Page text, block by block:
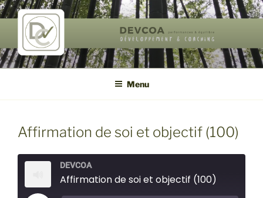
Aller
au
contenu
principal
DEVCOA
performances & équilibre de vie
Menu
Affirmation de soi et objectif (100)
DEVCOA
Affirmation de soi et objectif (100)